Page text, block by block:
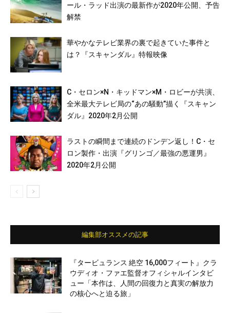
ール・ラッド出演の最新作が2020年公開、予告
解禁
華やかなテレビ業界の裏で起きていた事件と
は？『スキャンダル』特報映像
C・セロン×N・キッドマン×M・ロビーが共演、
全米最大テレビ局の“あの騒動”描く『スキャン
ダル』2020年2月公開
ラストの瞬間まで連続のドンデン返し！C・セ
ロン製作・出演『グリンゴ／最強の悪運男』
2020年2月公開
編集部オススメの記事
『タービュランス 絶空 16,000フィート』クラ
ウディオ・ファエ監督オフィシャルインタビ
ュー「本作は、人間の回復力と真実の解放力
の核心へと迫る旅」